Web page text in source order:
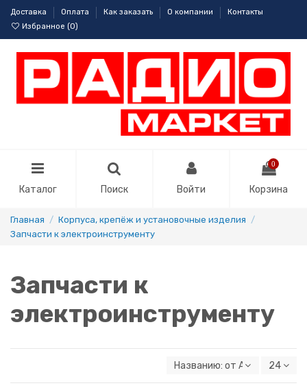
Доставка Оплата Как заказать О компании
Контакты
Избранное (0)
Каталог Поиск Войти
0
Корзина
Главная
Корпуса, крепёж и установочные изделия
Запчасти к электроинструменту
Запчасти к
электроинструменту
Названию: от А к Я 24